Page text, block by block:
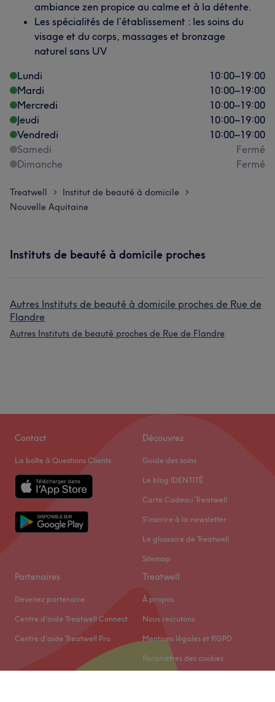
ambiance zen propice au calme et à la détente.
Les spécialités de l’établissement : les soins du
visage et du corps, massages et bronzage
naturel sans UV
Lundi
10:00–19:00
Mardi
10:00–19:00
Mercredi
10:00–19:00
Jeudi
10:00–19:00
Vendredi
10:00–19:00
Samedi
Fermé
Dimanche
Fermé
Treatwell > Institut de beauté à domicile >
Nouvelle Aquitaine
Instituts de beauté à domicile proches
Autres Instituts de beauté à domicile proches de Rue de
Flandre
Autres Instituts de beauté proches de Rue de Flandre
Contact
La boîte à Questions Clients
Découvrez
Guide des soins
Le blog IDENTITÉ
Carte Cadeau Treatwell
S'inscrire à la newsletter
Le glossaire de Treatwell
Sitemap
Partenaires
Devenez partenaire
Centre d'aide Treatwell Connect
Centre d'aide Treatwell Pro
Treatwell
À propos
Nous recrutons
Mentions légales et RGPD
Paramètres des cookies